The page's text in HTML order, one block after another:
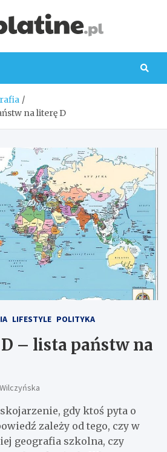
na literę D
LIFESTYLE POLITYKA
– lista państw na
gdy ktoś pyta o
zależy od tego, czy w
geografia szkolna, czy